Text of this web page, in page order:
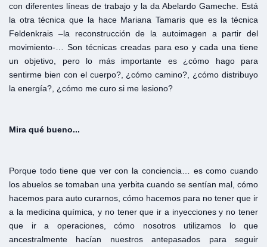
con diferentes líneas de trabajo y la da Abelardo Gameche. Está
la otra técnica que la hace Mariana Tamaris que es la técnica
Feldenkrais –la reconstrucción de la autoimagen a partir del
movimiento-… Son técnicas creadas para eso y cada una tiene
un objetivo, pero lo más importante es ¿cómo hago para
sentirme bien con el cuerpo?, ¿cómo camino?, ¿cómo distribuyo
la energía?, ¿cómo me curo si me lesiono?
Mira qué bueno...
Porque todo tiene que ver con la conciencia… es como cuando
los abuelos se tomaban una yerbita cuando se sentían mal, cómo
hacemos para auto curarnos, cómo hacemos para no tener que ir
a la medicina química, y no tener que ir a inyecciones y no tener
que ir a operaciones, cómo nosotros utilizamos lo que
ancestralmente hacían nuestros antepasados para seguir